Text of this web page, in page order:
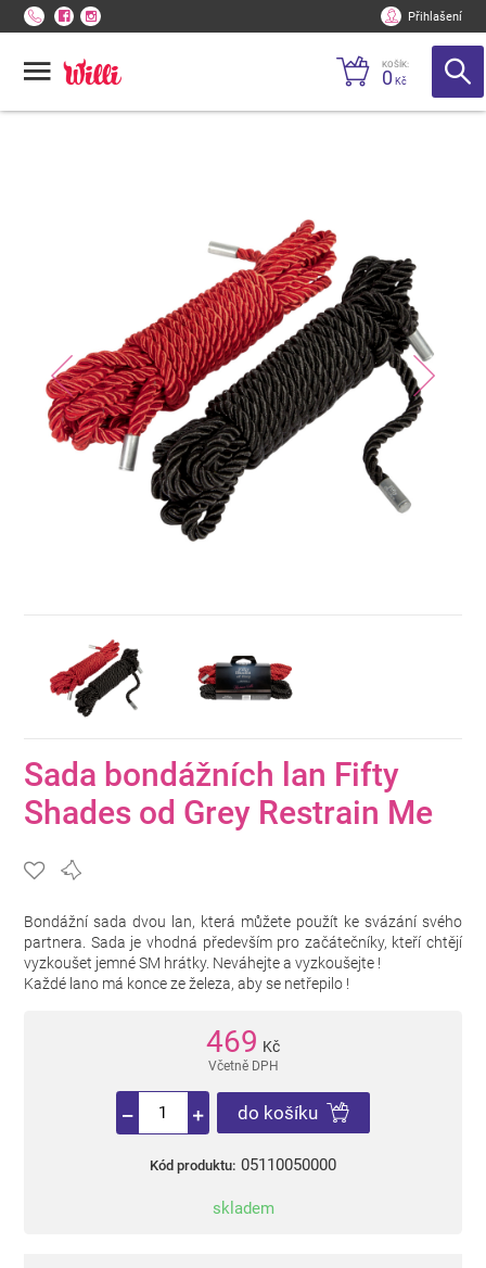
Přihlašení
KOŠÍK:
0 Kč
Sada bondážních lan Fifty
Shades od Grey Restrain Me
Bondážní sada dvou lan, která můžete použít ke svázání svého
partnera. Sada je vhodná především pro začátečníky, kteří chtějí
vyzkoušet jemné SM hrátky. Neváhejte a vyzkoušejte !
Každé lano má konce ze železa, aby se netřepilo !
469 Kč
Včetně DPH
do košíku
Kód produktu: 05110050000
skladem